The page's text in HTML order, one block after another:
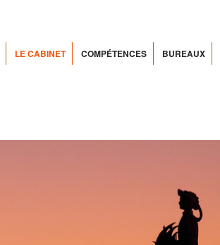
LE CABINET COMPÉTENCES BUREAUX